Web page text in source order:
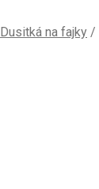
Dusitká na fajky /